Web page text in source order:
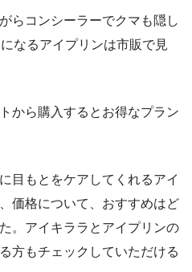
らコンシーラーでクマも隠し
なるアイプリンは市販で見
から購入するとお得なプラン
目もとをケアしてくれるアイ
価格について、おすすめはど
。アイキララとアイプリンの
方もチェックしていただける